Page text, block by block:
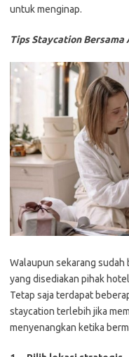
untuk menginap.
Tips Staycation Bersama
Walaupun sekarang
yang disediakan pihak
Tetap saja terdapat
staycation terlebih jika
menyenangkan ketika